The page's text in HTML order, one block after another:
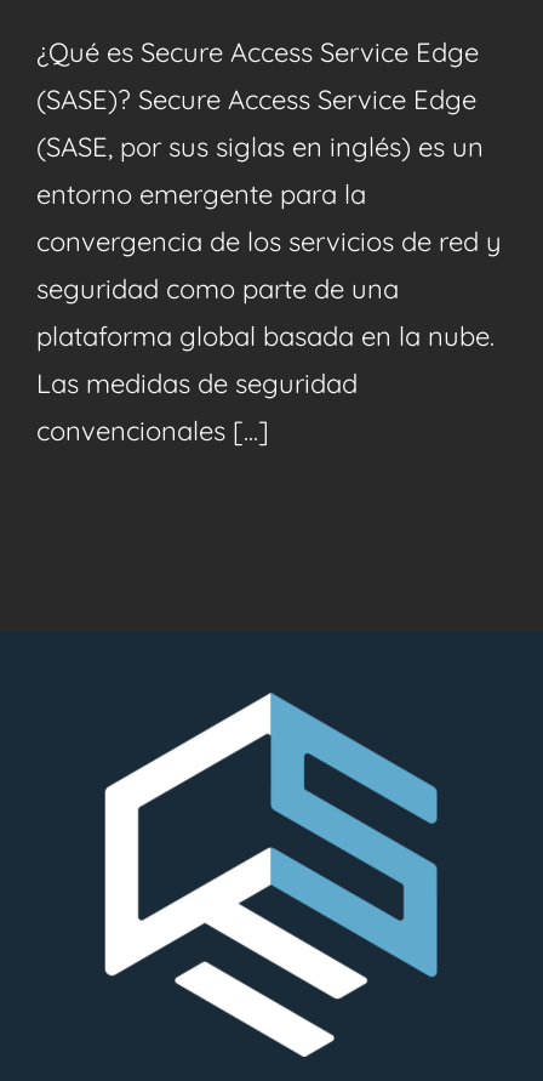
¿Qué es Secure Access Service Edge
(SASE)? Secure Access Service Edge
(SASE, por sus siglas en inglés) es un
entorno emergente para la
convergencia de los servicios de red y
seguridad como parte de una
plataforma global basada en la nube.
Las medidas de seguridad
convencionales [...]